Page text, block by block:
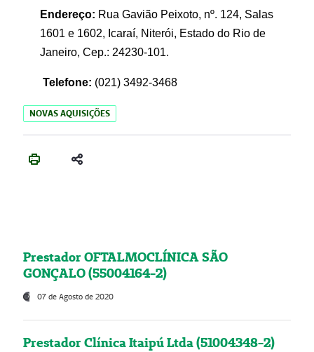
Endereço: Rua Gavião Peixoto, nº. 124, Salas
1601 e 1602, Icaraí, Niterói, Estado do Rio de
Janeiro, Cep.: 24230-101.
Telefone: (021) 3492-3468
NOVAS AQUISIÇÕES
Prestador OFTALMOCLÍNICA SÃO
GONÇALO (55004164-2)
07 de Agosto de 2020
Prestador Clínica Itaipú Ltda (51004348-2)